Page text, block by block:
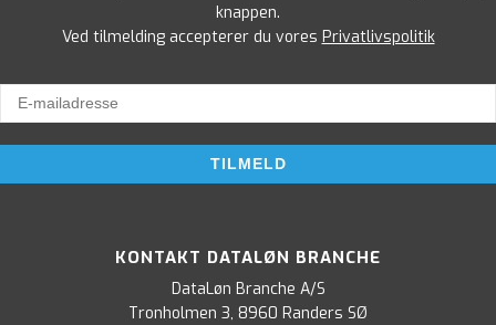
knappen.
Ved tilmelding accepterer du vores Privatlivspolitik
KONTAKT DATALØN BRANCHE
DataLøn Branche A/S
Tronholmen 3, 8960 Randers SØ